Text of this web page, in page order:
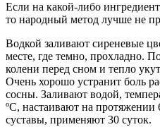
Если на какой-либо
то народный метод лучше не
Водкой заливают сиреневые
месте, где темно, прохладно.
колени перед сном и тепло
Очень хорошо устранит боль
сосны. Заливают водой,
ºС, настаивают на протяжении
суставы, применяют 30 суток.